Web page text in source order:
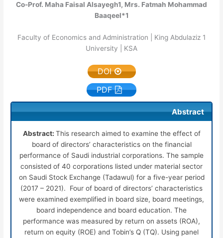
Co-Prof. Maha Faisal Alsayegh1, Mrs. Fatmah Mohammad
Baaqeel*1
1
Faculty of Economics and Administration | King Abdulaziz
University | KSA
DOI
PDF
Abstract
Abstract: This research aimed to examine the effect of
board of directors’ characteristics on the financial
performance of Saudi industrial corporations. The sample
consisted of 40 corporations listed under material sector
on Saudi Stock Exchange (Tadawul) for a five-year period
(2017 – 2021). Four of board of directors’ characteristics
were examined exemplified in board size, board meetings,
board independence and board education. The
performance was measured by return on assets (ROA),
return on equity (ROE) and Tobin’s Q (TQ). Using panel